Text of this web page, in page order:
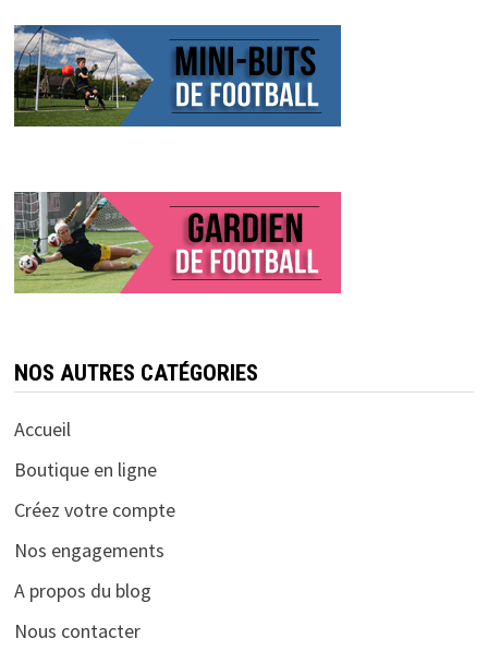
NOS AUTRES CATÉGORIES
Accueil
Boutique en ligne
Créez votre compte
Nos engagements
A propos du blog
Nous contacter